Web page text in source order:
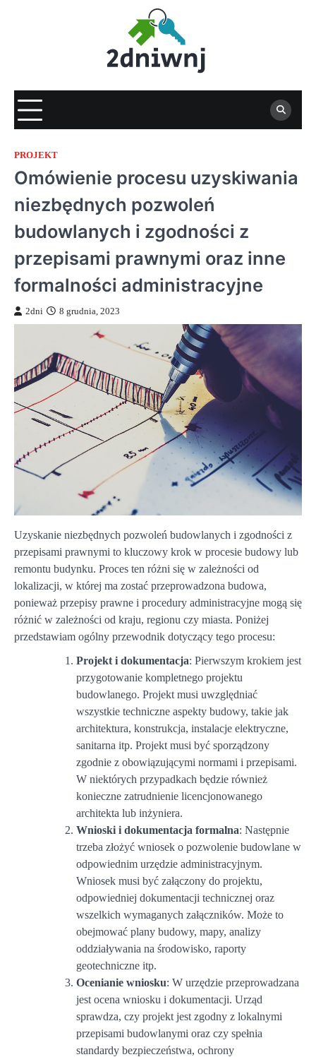
PROJEKT
Omówienie procesu uzyskiwania
niezbędnych pozwoleń
budowlanych i zgodności z
przepisami prawnymi oraz inne
formalności administracyjne
2dni 8 grudnia, 2023
Uzyskanie niezbędnych pozwoleń budowlanych i zgodności z
przepisami prawnymi to kluczowy krok w procesie budowy lub
remontu budynku. Proces ten różni się w zależności od
lokalizacji, w której ma zostać przeprowadzona budowa,
ponieważ przepisy prawne i procedury administracyjne mogą się
różnić w zależności od kraju, regionu czy miasta. Poniżej
przedstawiam ogólny przewodnik dotyczący tego procesu:
Projekt i dokumentacja: Pierwszym krokiem jest
przygotowanie kompletnego projektu
budowlanego. Projekt musi uwzględniać
wszystkie techniczne aspekty budowy, takie jak
architektura, konstrukcja, instalacje elektryczne,
sanitarna itp. Projekt musi być sporządzony
zgodnie z obowiązującymi normami i przepisami.
W niektórych przypadkach będzie również
konieczne zatrudnienie licencjonowanego
architekta lub inżyniera.
Wnioski i dokumentacja formalna: Następnie
trzeba złożyć wniosek o pozwolenie budowlane w
odpowiednim urzędzie administracyjnym.
Wniosek musi być załączony do projektu,
odpowiedniej dokumentacji technicznej oraz
wszelkich wymaganych załączników. Może to
obejmować plany budowy, mapy, analizy
oddziaływania na środowisko, raporty
geotechniczne itp.
Ocenianie wniosku: W urzędzie przeprowadzana
jest ocena wniosku i dokumentacji. Urząd
sprawdza, czy projekt jest zgodny z lokalnymi
przepisami budowlanymi oraz czy spełnia
standardy bezpieczeństwa, ochrony